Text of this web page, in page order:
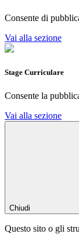
Consente di
Vai alla sezione
Stage Curriculare
Consente la
Vai alla sezione
Chiudi
Questo sito o gli